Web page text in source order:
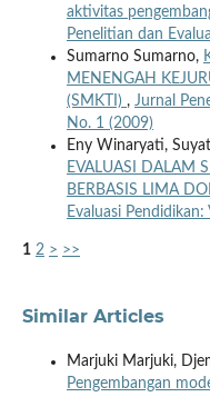
aktivitas
Penelitian dan
Sumarno Sumarno,
MENENGAH
(SMKTI) , Jurnal
No. 1 (2009)
Eny Winaryati,
EVALUASI DALAM
BERBASIS LIMA
Evaluasi
1 2 > >>
Similar Articles
Marjuki Marjuki,
Pengembangan